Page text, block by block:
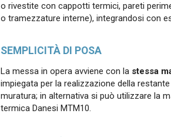
o rivestite con cappotti termici, pareti
o tramezzature interne), integrandosi con
SEMPLICITÀ DI POSA
La messa in opera avviene con la stessa
impiegata per la realizzazione della restante
muratura; in alternativa si può utilizzare la
termica Danesi MTM10.